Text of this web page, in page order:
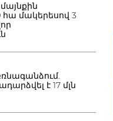
հա մակերեսով 3
է 17 մլն